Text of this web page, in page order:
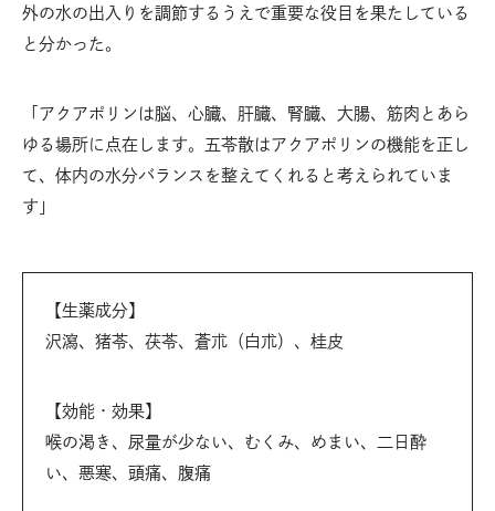
外の水の出入りを調節するうえで重要な役目を果たしている
と分かった。
「アクアポリンは脳、心臓、肝臓、腎臓、大腸、筋肉とあら
ゆる場所に点在します。五苓散はアクアポリンの機能を正し
て、体内の水分バランスを整えてくれると考えられていま
す」
【生薬成分】
沢瀉、猪苓、茯苓、蒼朮（白朮）、桂皮
【効能・効果】
喉の渇き、尿量が少ない、むくみ、めまい、二日酔
い、悪寒、頭痛、腹痛